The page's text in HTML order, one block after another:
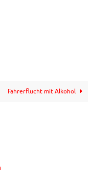
Fahrerflucht mit Alkohol